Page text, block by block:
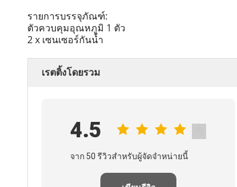
รายการบรรจุภัณฑ์:
ตัวควบคุมอุณหภูมิ 1 ตัว
2 x เซนเซอร์กันน้ำ
เรตติ้งโดยรวม
4.5
จาก 50 รีวิวสําหรับผู้จัดจําหน่ายนี้